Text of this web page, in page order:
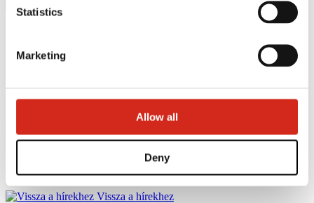
Statistics
Marketing
Allow all
Deny
Boldog karácsonyt!
Vissza a hírekhez